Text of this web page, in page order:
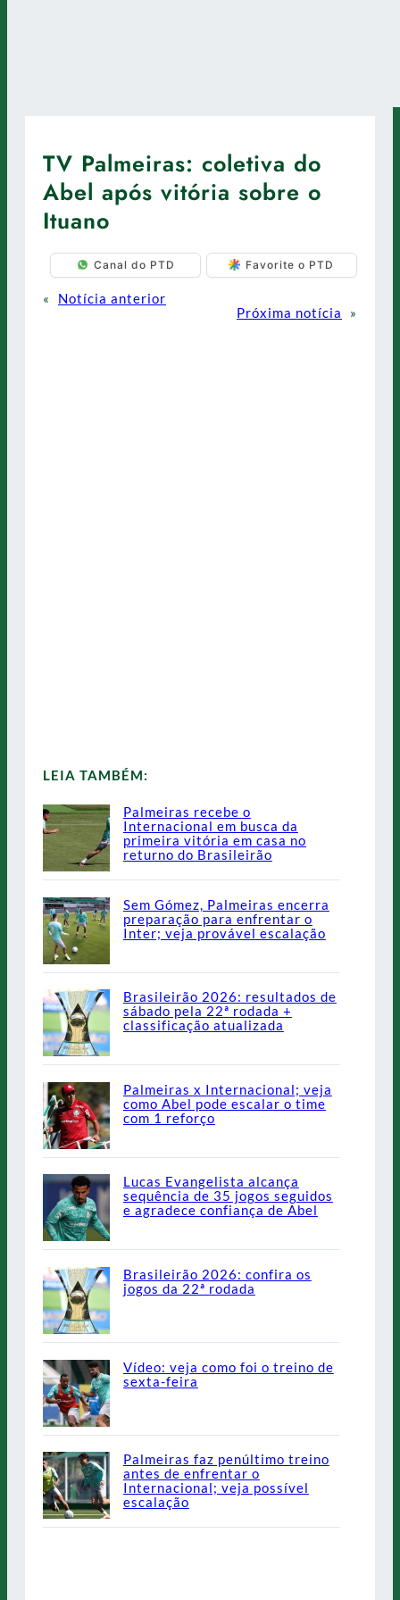
TV Palmeiras: coletiva do
Abel após vitória sobre o
Ituano
Canal do PTD Favorite o PTD
«
Notícia anterior
Próxima notícia
»
LEIA TAMBÉM:
Palmeiras recebe o
Internacional em busca da
primeira vitória em casa no
returno do Brasileirão
Sem Gómez, Palmeiras encerra
preparação para enfrentar o
Inter; veja provável escalação
Brasileirão 2026: resultados de
sábado pela 22ª rodada +
classificação atualizada
Palmeiras x Internacional; veja
como Abel pode escalar o time
com 1 reforço
Lucas Evangelista alcança
sequência de 35 jogos seguidos
e agradece confiança de Abel
Brasileirão 2026: confira os
jogos da 22ª rodada
Vídeo: veja como foi o treino de
sexta-feira
Palmeiras faz penúltimo treino
antes de enfrentar o
Internacional; veja possível
escalação